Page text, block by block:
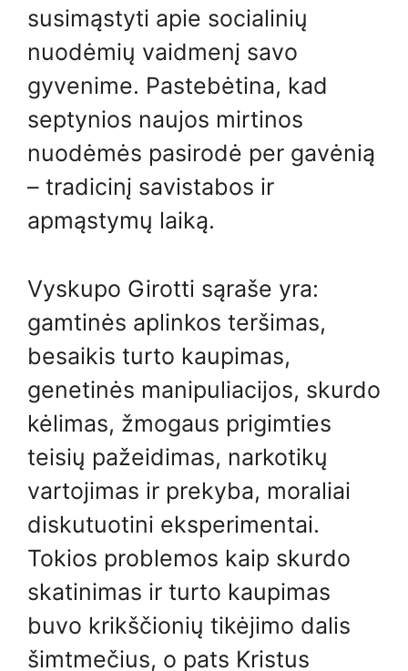
susimąstyti apie socialinių
nuodėmių vaidmenį savo
gyvenime. Pastebėtina, kad
septynios naujos mirtinos
nuodėmės pasirodė per gavėnią
– tradicinį savistabos ir
apmąstymų laiką.
Vyskupo Girotti sąraše yra:
gamtinės aplinkos teršimas,
besaikis turto kaupimas,
genetinės manipuliacijos, skurdo
kėlimas, žmogaus prigimties
teisių pažeidimas, narkotikų
vartojimas ir prekyba, moraliai
diskutuotini eksperimentai.
Tokios problemos kaip skurdo
skatinimas ir turto kaupimas
buvo krikščionių tikėjimo dalis
šimtmečius, o pats Kristus